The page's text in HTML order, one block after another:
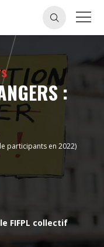
:
participants en 2022)
FIFPL collectif